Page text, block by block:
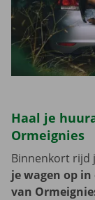
Haal je
Ormeignies
Binnenkort rijd
je wagen op
van